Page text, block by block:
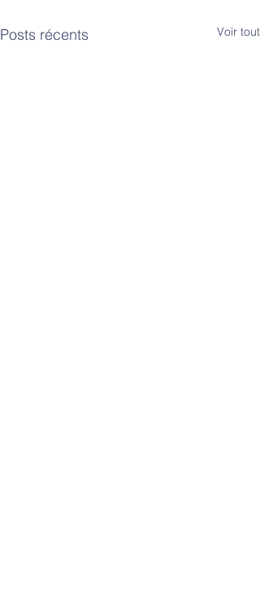
Posts récents Voir tout